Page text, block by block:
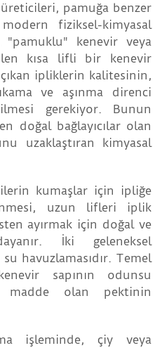
pamuğa benzer
fiziksel-kimyasal
"pamuklu" kenevir veya
kısa lifli bir kenevir
ipliklerin kalitesinin,
ve aşınma direnci
gerekiyor. Bunun
doğal bağlayıcılar olan
uzaklaştıran kimyasal
kumaşlar için ipliğe
uzun lifleri iplik
ayırmak için doğal ve
İki geleneksel
havuzlamasıdır. Temel
sapının odunsu
madde olan pektinin
işleminde, çiy veya